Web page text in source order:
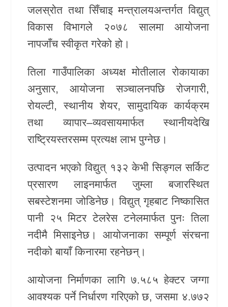
जलस्रोत तथा सिँचाइ मन्त्रालयअन्तर्गत विद्युत्
विकास विभागले २०७८ सालमा आयोजना
नापजाँच स्वीकृत गरेको हो।
तिला गाउँपालिका अध्यक्ष मोतीलाल रोकायाका
अनुसार, आयोजना सञ्चालनपछि रोजगारी,
रोयल्टी, स्थानीय शेयर, सामुदायिक कार्यक्रम
तथा व्यापार–व्यवसायमार्फत स्थानीयदेखि
राष्ट्रियस्तरसम्म प्रत्यक्ष लाभ पुग्नेछ।
उत्पादन भएको विद्युत् १३२ केभी सिङ्गल सर्किट
प्रसारण लाइनमार्फत जुम्ला बजारस्थित
सबस्टेशनमा जोडिनेछ। विद्युत् गृहबाट निष्कासित
पानी २५ मिटर टेलरेस टनेलमार्फत पुनः तिला
नदीमै मिसाइनेछ। आयोजनाका सम्पूर्ण संरचना
नदीको बायाँ किनारमा रहनेछन्।
आयोजना निर्माणका लागि ७.५८५ हेक्टर जग्गा
आवश्यक पर्ने निर्धारण गरिएको छ, जसमा ४.७७२